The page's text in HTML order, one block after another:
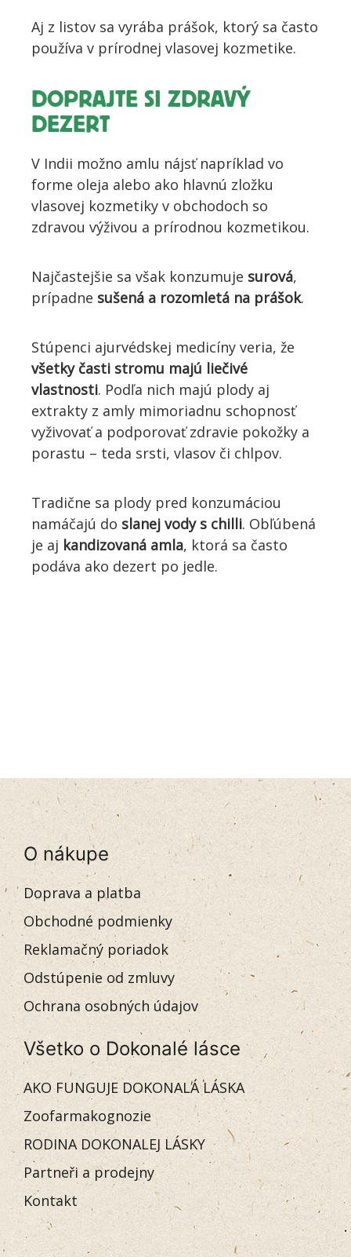
Aj z listov sa vyrába prášok, ktorý sa často
používa v prírodnej vlasovej kozmetike.
DOPRAJTE SI ZDRAVÝ
DEZERT
V Indii možno amlu nájsť napríklad vo
forme oleja alebo ako hlavnú zložku
vlasovej kozmetiky v obchodoch so
zdravou výživou a prírodnou kozmetikou.
Najčastejšie sa však konzumuje surová,
prípadne sušená a rozomletá na prášok.
Stúpenci ajurvédskej medicíny veria, že
všetky časti stromu majú liečivé
vlastnosti. Podľa nich majú plody aj
extrakty z amly mimoriadnu schopnosť
vyživovať a podporovať zdravie pokožky a
porastu – teda srsti, vlasov či chlpov.
Tradične sa plody pred konzumáciou
namáčajú do slanej vody s chilli. Obľúbená
je aj kandizovaná amla, ktorá sa často
podáva ako dezert po jedle.
O nákupe
Doprava a platba
Obchodné podmienky
Reklamačný poriadok
Odstúpenie od zmluvy
Ochrana osobných údajov
Všetko o Dokonalé lásce
AKO FUNGUJE DOKONALÁ LÁSKA
Zoofarmakognozie
RODINA DOKONALEJ LÁSKY
Partneři a prodejny
Kontakt